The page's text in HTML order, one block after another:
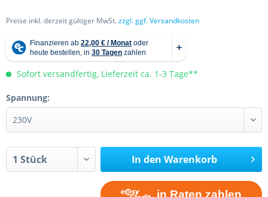
Preise inkl. derzeit gültiger MwSt.zzgl. ggf. Versandkosten
Sofort versandfertig, Lieferzeit ca. 1-3 Tage**
Spannung:
In den Warenkorb